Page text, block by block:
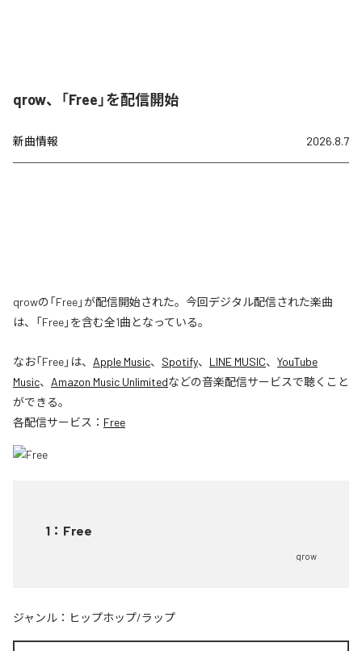
qrow、「Free」を配信開始
新曲情報 2026.8.7
qrowの「Free」が配信開始された。今回デジタル配信された楽曲
は、「Free」を含む全1曲となっている。
なお「Free」は、 Apple Music、 Spotify、 LINE MUSIC、 YouTube
Music、 Amazon Music Unlimitedなどの音楽配信サービスで聴くこと
ができる。
各配信サービス： Free
1 ： Free
qrow
ジャンル： ヒップホップ/ラップ